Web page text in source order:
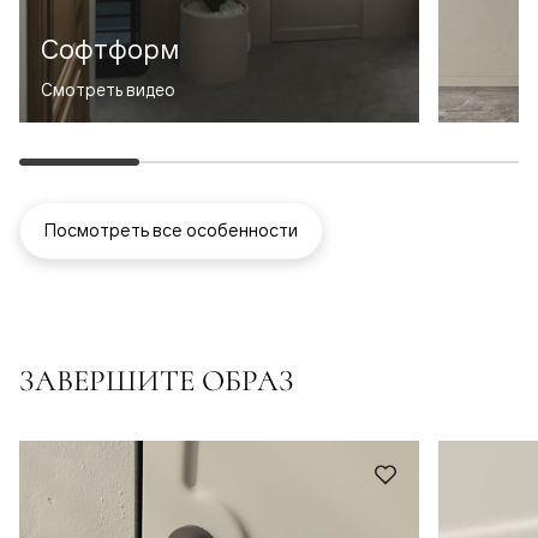
Софтформ
Смотреть видео
Посмотреть все особенности
ЗАВЕРШИТЕ ОБРАЗ